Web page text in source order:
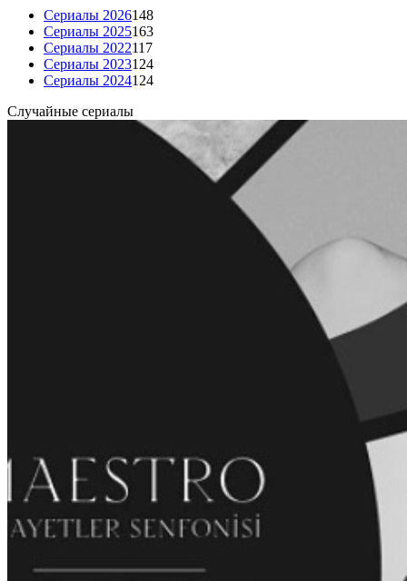
Сериалы 2026148
Сериалы 2025163
Сериалы 2022117
Сериалы 2023124
Сериалы 2024124
Случайные сериалы